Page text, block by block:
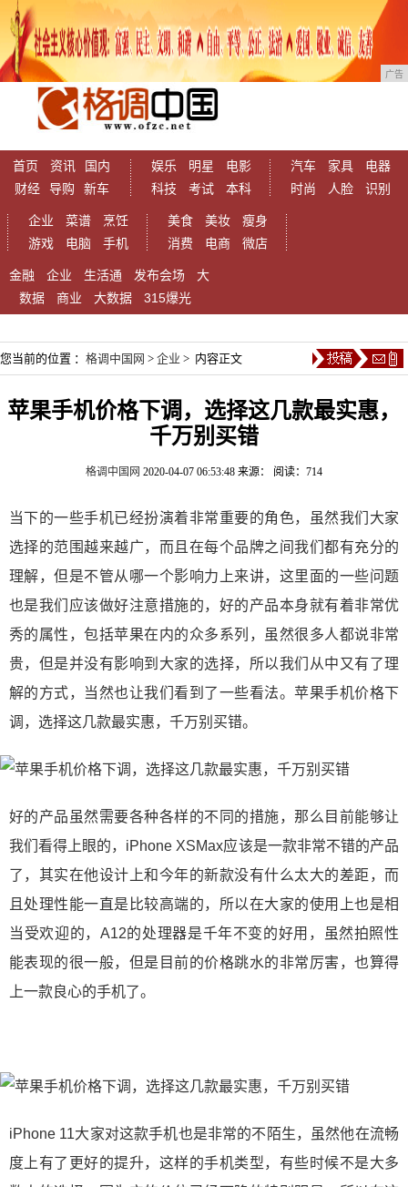
广告
首页 资讯
国内
财经
导购 新车
娱乐 明星
电影
科技
考试 本科
汽车 家具
电器
时尚
人脸 识别
企业 菜谱
烹饪
游戏
电脑 手机
美食 美妆
瘦身
消费
电商 微店
金融 企业 生活通 发布会场
大
数据
商业 大数据 315爆光
您当前的位置 ： 格调中国网 > 企业 > 内容正文
苹果手机价格下调，选择这几款最实惠，
千万别买错
格调中国网 2020-04-07 06:53:48 来源： 阅读：714
当下的一些手机已经扮演着非常重要的角色，虽然我们大家
选择的范围越来越广，而且在每个品牌之间我们都有充分的
理解，但是不管从哪一个影响力上来讲，这里面的一些问题
也是我们应该做好注意措施的，好的产品本身就有着非常优
秀的属性，包括苹果在内的众多系列，虽然很多人都说非常
贵，但是并没有影响到大家的选择，所以我们从中又有了理
解的方式，当然也让我们看到了一些看法。苹果手机价格下
调，选择这几款最实惠，千万别买错。
好的产品虽然需要各种各样的不同的措施，那么目前能够让
我们看得上眼的，iPhone XSMax应该是一款非常不错的产品
了，其实在他设计上和今年的新款没有什么太大的差距，而
且处理性能一直是比较高端的，所以在大家的使用上也是相
当受欢迎的，A12的处理器是千年不变的好用，虽然拍照性
能表现的很一般，但是目前的价格跳水的非常厉害，也算得
上一款良心的手机了。
iPhone 11大家对这款手机也是非常的不陌生，虽然他在流畅
度上有了更好的提升，这样的手机类型，有些时候不是大多